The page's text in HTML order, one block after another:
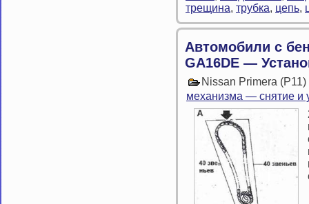
трещина, трубка, цепь,
Автомобили с
GA16DE —
Nissan Primera
механизма — снятие и